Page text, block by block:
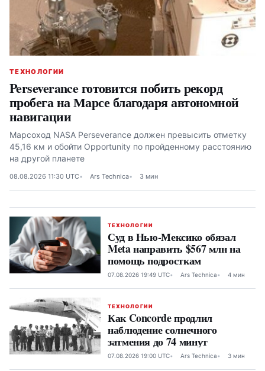
ТЕХНОЛОГИИ
Perseverance готовится побить рекорд
пробега на Марсе благодаря автономной
навигации
Марсоход NASA Perseverance должен превысить отметку
45,16 км и обойти Opportunity по пройденному расстоянию
на другой планете
08.08.2026 11:30 UTC Ars Technica 3 мин
ТЕХНОЛОГИИ
Суд в Нью-Мексико обязал
Meta направить $567 млн на
помощь подросткам
07.08.2026 19:49 UTC Ars Technica 4 мин
ТЕХНОЛОГИИ
Как Concorde продлил
наблюдение солнечного
затмения до 74 минут
07.08.2026 19:00 UTC Ars Technica 3 мин